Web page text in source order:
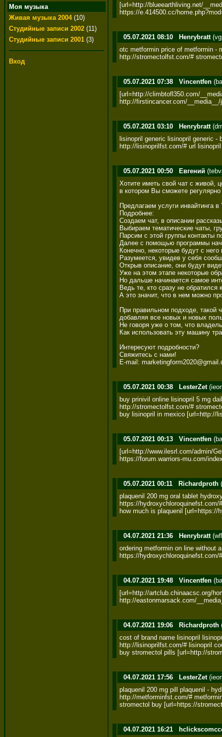
Моя музыка
Живая музыка 2004(10)
Студийные записи 2002 (11)
Студийные записи 2001 (3)
Вход
[url=http://blueearthliving.net/
https://e.414500.cc/
05.07.2021 08:10 Henrybratt
otc metformin price of metformin -
http://stromectolfst.com/#
05.07.2021 07:38 Vincentfen
[url=http://climbtofl350.com/
http://firstincancer.com/
05.07.2021 03:10 Henrybratt
lisinopril generic lisinopril generic -
http://lisinoprilfst.com/# url
05.07.2021 00:50 Евгений
Хотите иметь свой чат с живой,
в котором Вы сможете
Предлагаем услуги инвайтинга
Подробнее:
Создаем чат, в описании
Выбираем тематические чаты,
Парсим с этой группы контакты
Далее с помощью программы
Конечно, некоторые будут с
Разумеется, увидев у себя
Открыв описание, они будут
Уже на этом этапе некоторые
Но дальше начинается самое
Ведь те, кто сразу не
А это значит, что в нем можно
При правильном подходе, такой
добавляя все новых и новых
Не говоря уже о том, что
Как использовать эту машину
Интересуют подробности?
Свяжитесь с нами!
E-mail:
05.07.2021 00:38 LesterZet
buy prinivil online lisinopril 5 mg
http://stromectolfst.com/#
buy lisinopril in mexico [url=http://
05.07.2021 00:13 Vincentfen
[url=http://www.ilesrl.com/admin/
https://forum.warriors-mu.com/
05.07.2021 00:11 Richardproth
plaquenil 200 mg oral tablet
https://hydroxychloroquinefst.com/
how much is plaquenil [url=https://
04.07.2021 21:36 Henrybratt
ordering metformin on line without
https://hydroxychloroquinefst.com/
04.07.2021 19:48 Vincentfen
[url=http://artclub.chinaacsc.org/
http://eastonmarsack.com/
04.07.2021 19:06 Richardproth
cost of brand name lisinopril
http://lisinoprilfst.com/# lisinopril
buy stromectol pills [url=http://
04.07.2021 17:56 LesterZet
plaquenil 200 mg pill plaquenil -
http://metforminfst.com/#
stromectol buy [url=https://
04.07.2021 16:21